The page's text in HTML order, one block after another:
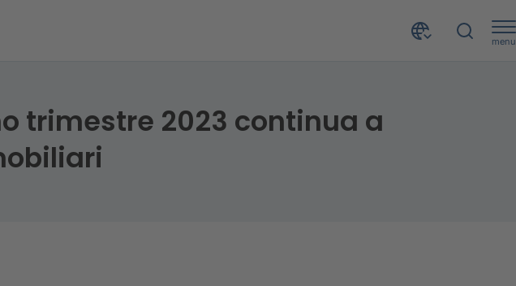
menu
trimestre 2023 continua a